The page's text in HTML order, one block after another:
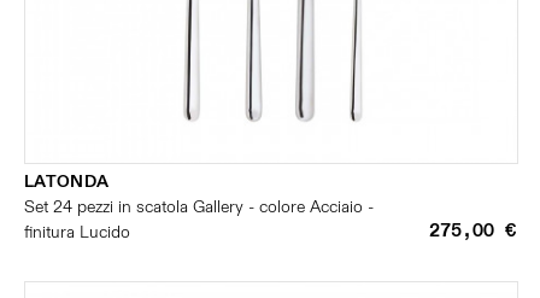
LATONDA
Set 24 pezzi in scatola Gallery - colore Acciaio -
finitura Lucido
275,00 €